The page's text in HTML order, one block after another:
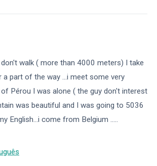
walk ( more than 4000 meters) I take
part of the way ...i meet some very
Pérou I was alone ( the guy don't interest
was beautiful and I was going to 5036
English...i come from Belgium .....